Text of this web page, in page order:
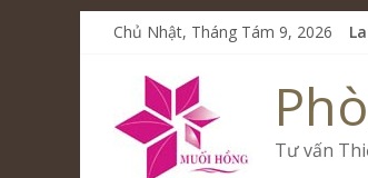
Chủ Nhật, Tháng Tám 9, 2026
Tư vấn